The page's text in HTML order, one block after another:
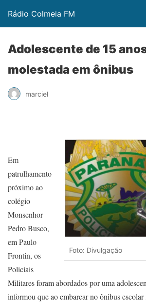
Rádio Colmeia FM
Adolescente de 15
molestada em ônibus
marciel
Foto: Divulgação
Em
patrulhamento
próximo ao
colégio
Monsenhor
Pedro Busco,
em Paulo
Frontin, os
Policiais
Militares foram abordados por uma
informou que ao embarcar no ônibus